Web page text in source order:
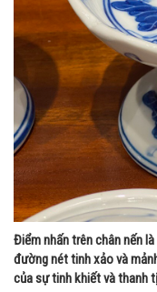
Điểm nhấn trên chân nến
đường nét tinh xảo và
của sự tinh khiết và thanh